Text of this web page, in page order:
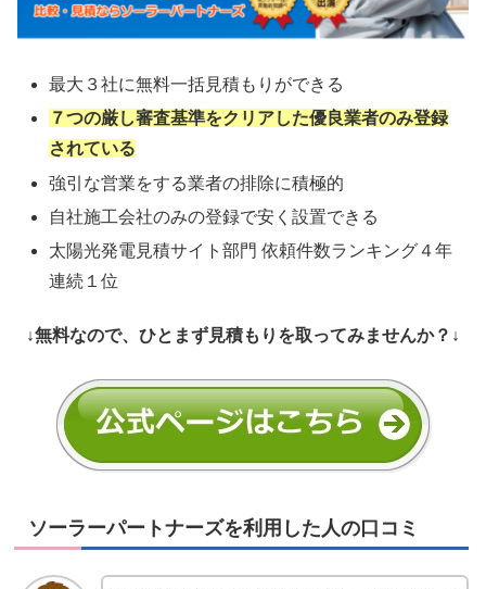
最大３社に無料一括見積もりができる
７つの厳し審査基準をクリアした優良業者のみ登録
されている
強引な営業をする業者の排除に積極的
自社施工会社のみの登録で安く設置できる
太陽光発電見積サイト部門 依頼件数ランキング４年
連続１位
↓無料なので、ひとまず見積もりを取ってみませんか？↓
ソーラーパートナーズを利用した人の口コミ